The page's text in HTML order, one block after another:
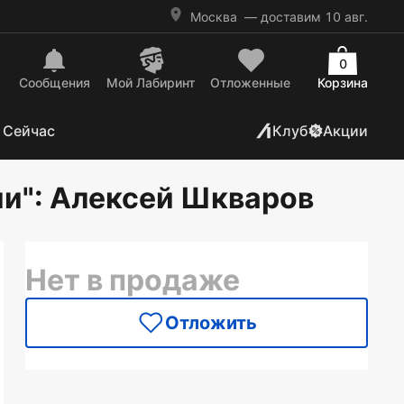
Москва — доставим 10 авг.
Сообщения Mой Лабиринт Отложенные Корзина
0
Клуб Акции
: Алексей Шкваров
Нет в продаже
Отложить